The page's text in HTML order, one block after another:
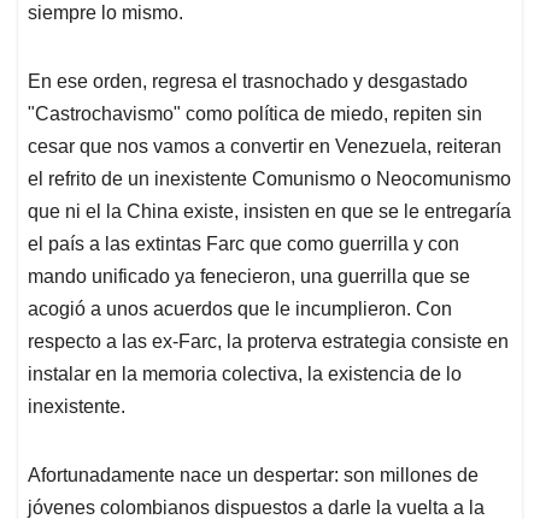
siempre lo mismo.
En ese orden, regresa el trasnochado y desgastado
"Castrochavismo" como política de miedo, repiten sin
cesar que nos vamos a convertir en Venezuela, reiteran
el refrito de un inexistente Comunismo o Neocomunismo
que ni el la China existe, insisten en que se le entregaría
el país a las extintas Farc que como guerrilla y con
mando unificado ya fenecieron, una guerrilla que se
acogió a unos acuerdos que le incumplieron. Con
respecto a las ex-Farc, la proterva estrategia consiste en
instalar en la memoria colectiva, la existencia de lo
inexistente.
Afortunadamente nace un despertar: son millones de
jóvenes colombianos dispuestos a darle la vuelta a la